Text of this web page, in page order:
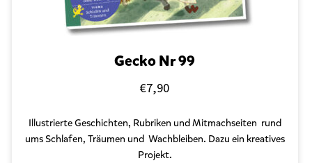
Gecko Nr 99
€7,90
Illustrierte Geschichten, Rubriken und Mitmachseiten rund
ums Schlafen, Träumen und Wachbleiben. Dazu ein kreatives
Projekt.